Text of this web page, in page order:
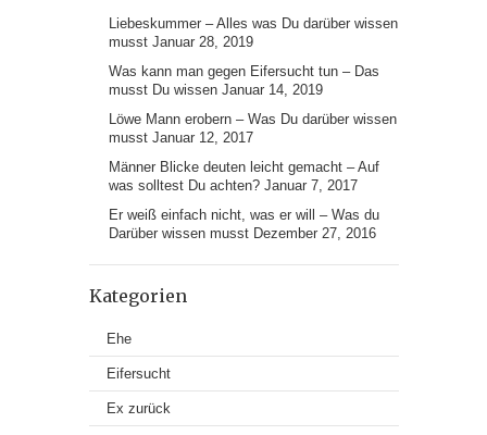
Liebeskummer – Alles was Du darüber wissen
musst Januar 28, 2019
Was kann man gegen Eifersucht tun – Das
musst Du wissen Januar 14, 2019
Löwe Mann erobern – Was Du darüber wissen
musst Januar 12, 2017
Männer Blicke deuten leicht gemacht – Auf
was solltest Du achten? Januar 7, 2017
Er weiß einfach nicht, was er will – Was du
Darüber wissen musst Dezember 27, 2016
Kategorien
Ehe
Eifersucht
Ex zurück